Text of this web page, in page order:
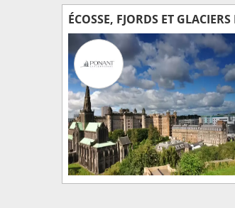
ÉCOSSE, FJORDS ET